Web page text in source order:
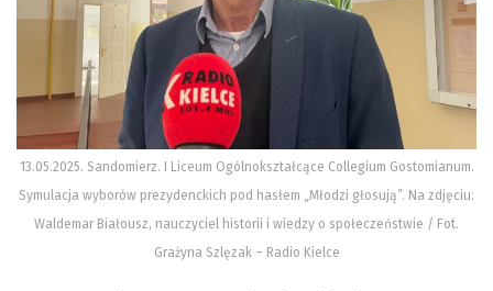
13.05.2025. Sandomierz. I Liceum Ogólnokształcące Collegium Gostomianum.
Symulacja wyborów prezydenckich pod hasłem „Młodzi głosują”. Na zdjęciu:
Waldemar Białousz, nauczyciel historii i wiedzy o społeczeństwie / Fot.
Grażyna Szlęzak – Radio Kielce